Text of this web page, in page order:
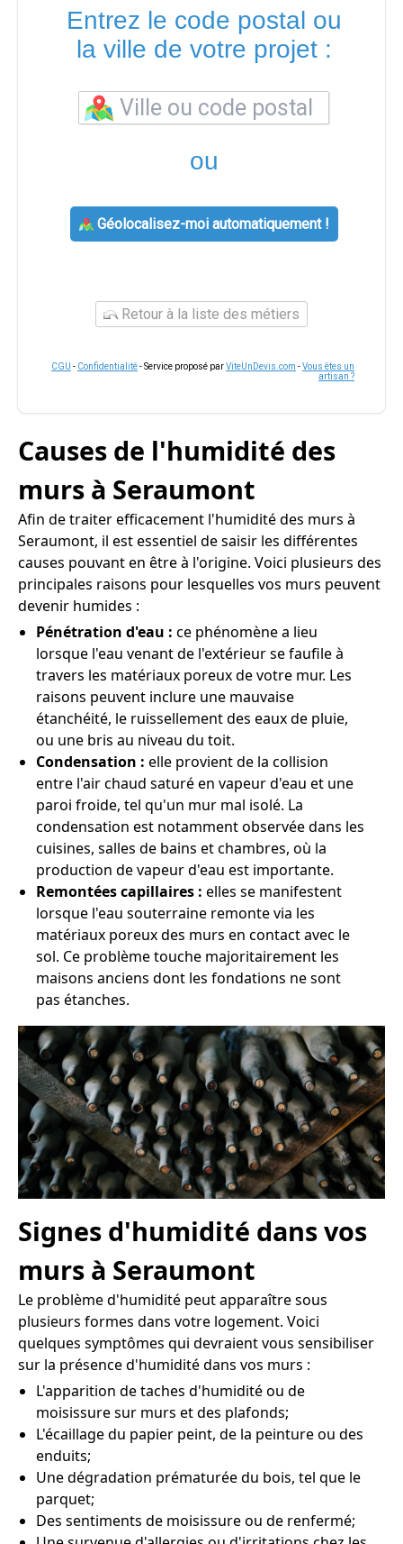
Entrez le code postal ou
la ville de votre projet :
ou
Géolocalisez-moi automatiquement !
Retour à la liste des métiers
CGU - Confidentialité- Service proposé parViteUnDevis.com -Vous êtes un
artisan ?
Causes de l'humidité des
murs à Seraumont
Afin de traiter efficacement l'humidité des murs à
Seraumont, il est essentiel de saisir les différentes
causes pouvant en être à l'origine. Voici plusieurs des
principales raisons pour lesquelles vos murs peuvent
devenir humides :
Pénétration d'eau : ce phénomène a lieu
lorsque l'eau venant de l'extérieur se faufile à
travers les matériaux poreux de votre mur. Les
raisons peuvent inclure une mauvaise
étanchéité, le ruissellement des eaux de pluie,
ou une bris au niveau du toit.
Condensation : elle provient de la collision
entre l'air chaud saturé en vapeur d'eau et une
paroi froide, tel qu'un mur mal isolé. La
condensation est notamment observée dans les
cuisines, salles de bains et chambres, où la
production de vapeur d'eau est importante.
Remontées capillaires : elles se manifestent
lorsque l'eau souterraine remonte via les
matériaux poreux des murs en contact avec le
sol. Ce problème touche majoritairement les
maisons anciens dont les fondations ne sont
pas étanches.
Signes d'humidité dans vos
murs à Seraumont
Le problème d'humidité peut apparaître sous
plusieurs formes dans votre logement. Voici
quelques symptômes qui devraient vous sensibiliser
sur la présence d'humidité dans vos murs :
L'apparition de taches d'humidité ou de
moisissure sur murs et des plafonds;
L'écaillage du papier peint, de la peinture ou des
enduits;
Une dégradation prématurée du bois, tel que le
parquet;
Des sentiments de moisissure ou de renfermé;